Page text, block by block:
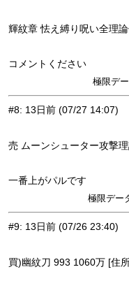
輝紋章 怯え縛り呪い全理
コメントください
極限デ
#8: 13日前 (07/27 14:07)
売 ムーンシューター攻撃
一番上がパルです
極限デー
#9: 13日前 (07/26 23:40)
買)幽紋刀 993 1060万 [住